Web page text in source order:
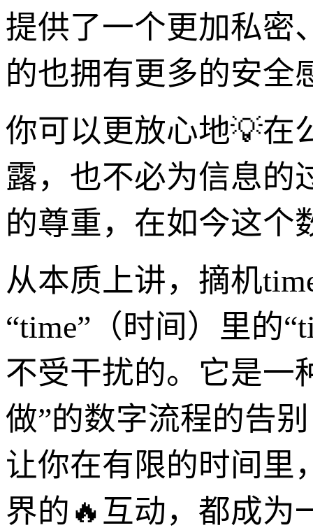
提供了一个更加私密
的也拥有更多的安全
你可以更放心地💡在
露，也不必为信息的
的尊重，在如今这个
从本质上讲，摘机
“time”（时间）里的
不受干扰的。它是一
做”的数字流程的告
让你在有限的时间里
界的🔥互动，都成为